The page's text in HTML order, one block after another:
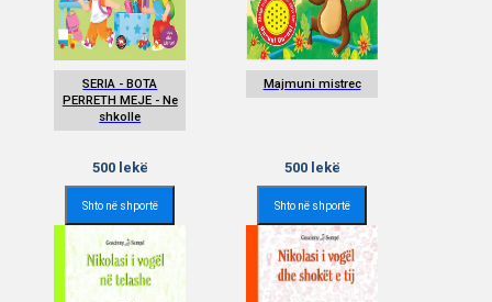
SERIA - BOTA
PERRETH MEJE - Ne
shkolle
500lekë
Shto në shportë
Majmuni mistrec
500lekë
Shto në shportë